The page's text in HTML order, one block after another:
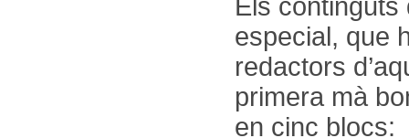
Els continguts
especial, que
redactors
primera mà
en cinc blocs: